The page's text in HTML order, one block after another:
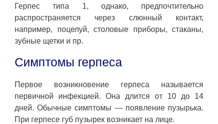
Герпес типа 1, однако, предпочтительно
распространяется через слюнный контакт,
например, поцелуй, столовые приборы, стаканы,
зубные щетки и пр.
Симптомы герпеса
Первое возникновение герпеса называется
первичной инфекцией. Она длится от 10 до 14
дней. Обычные симптомы — появление пузырька.
При герпесе губ пузырек возникает на лице.